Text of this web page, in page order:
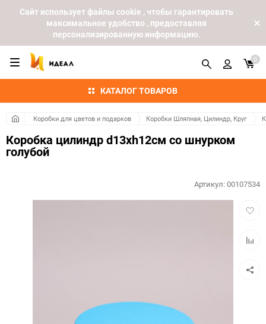
Cайт использует файлы cookie , чтобы гарантировать
максимальное удобство , предоставляя
персонализированную информацию.
КАТАЛОГ ТОВАРОВ
0
Коробки для цветов и подарков Коробки Шляпная, Цилиндр, Круг
Коробка цилиндр d13хh12см со шнурком
голубой
Артикул:00107534